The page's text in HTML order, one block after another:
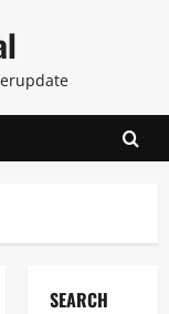
SEARCH